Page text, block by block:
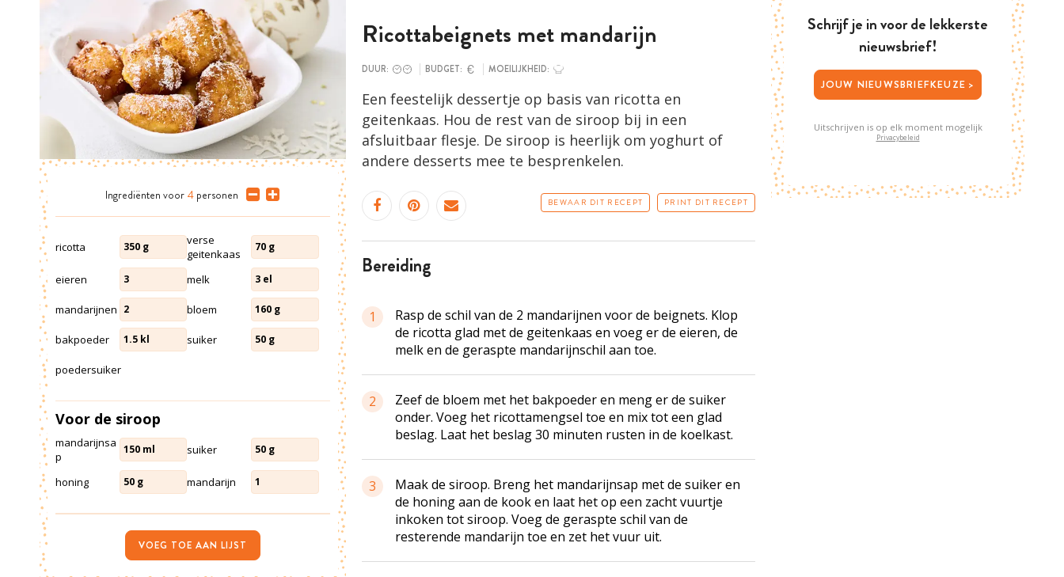
Ricottabeignets met mandarijn
DUUR: BUDGET: MOEILIJKHEID:
Een feestelijk dessertje op basis van ricotta en
geitenkaas. Hou de rest van de siroop bij in een
afsluitbaar flesje. De siroop is heerlijk om yoghurt of
andere desserts mee te besprenkelen.
BEWAAR DIT RECEPT PRINT DIT RECEPT
bereiding
1
Rasp de schil van de 2 mandarijnen voor de beignets. Klop
de ricotta glad met de geitenkaas en voeg er de eieren, de
melk en de geraspte mandarijnschil aan toe.
2
Zeef de bloem met het bakpoeder en meng er de suiker
onder. Voeg het ricottamengsel toe en mix tot een glad
beslag. Laat het beslag 30 minuten rusten in de koelkast.
3
Maak de siroop. Breng het mandarijnsap met de suiker en
de honing aan de kook en laat het op een zacht vuurtje
inkoken tot siroop. Voeg de geraspte schil van de
resterende mandarijn toe en zet het vuur uit.
Ingrediënten voor 4 personen
ricotta 350 g
verse
geitenkaas
70 g
eieren 3 melk 3 el
mandarijnen 2 bloem 160 g
bakpoeder 1.5 kl suiker 50 g
poedersuiker
Voor de siroop
mandarijnsa
p
150 ml suiker 50 g
honing 50 g mandarijn 1
VOEG TOE AAN LIJST
Schrijf je in voor de lekkerste
nieuwsbrief!
JOUW NIEUWSBRIEFKEUZE >
Uitschrijven is op elk moment mogelijk
Privacybeleid